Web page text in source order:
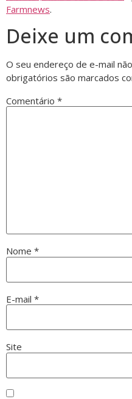
Farmnews.
Deixe um
O seu endereço de e-mail
obrigatórios são marcados
Comentário *
Nome *
E-mail *
Site